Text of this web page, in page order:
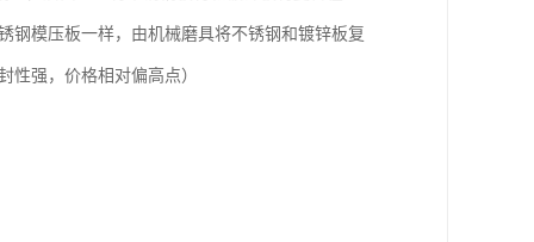
钢模压板一样，由机械磨具将不锈钢和镀锌板复
性强，价格相对偏高点）